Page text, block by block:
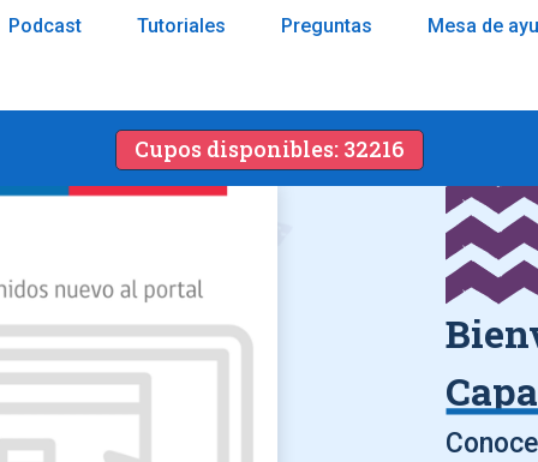
Podcast Tutoriales Preguntas Mesa de
Cupos disponibles: 32216